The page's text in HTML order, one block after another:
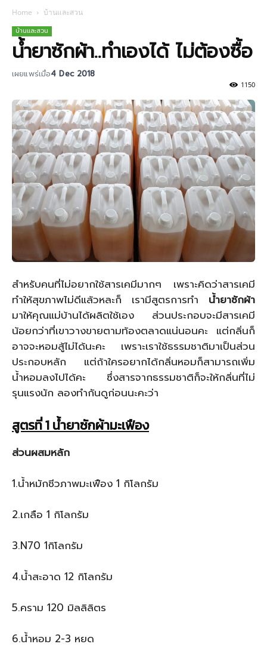
Home บ้านและสวน
บ้านและสวน
น้ำยาซักผ้า..ทำเองได้ ไม่ต้องซื้อ
เผยแพร่เมื่อ4 Dec 2018
1150
สำหรับคนที่ไม่อยากใช้สารเคมีมากๆ เพราะคิดว่าสารเคมี
ทำให้สุขภาพไม่ดีแล้วหละก็ เรามีสูตรการทำ น้ำยาซักผ้า
มาให้คุณแม่บ้านได้ผลิตใช้เอง ส่วนประกอบจะมีสารเคมี
น้อยกว่าที่เขาวางขายตามท้องตลาดแน่นอนคะ แต่กลิ่นก็
อาจจะหอมสู้ไม่ได้นะคะ เพราะเราใช้ธรรมชาติมาเป็นส่วน
ประกอบหลัก แต่ถ้าใครอยากได้กลิ่นหอมก็สามารถเพิ่ม
น้ำหอมลงไปได้คะ ซึ่งสารจากธรรมชาติก็จะให้กลิ่นที่ไม่
รุนแรงนัก ลองทำกันดูก่อนนะคะว่า
สูตรที่ 1 น้ำยาซักผ้ามะเฟือง
ส่วนผสมหลัก
1.น้ำหมักชีวภาพมะเฟือง 1 กิโลกรัม
2.เกลือ 1 กิโลกรัม
3.N70 1กิโลกรัม
4.น้ำสะอาด 12 กิโลกรัม
5.คราม 120 มิลลิลิตร
6.น้ำหอม 2-3 หยด